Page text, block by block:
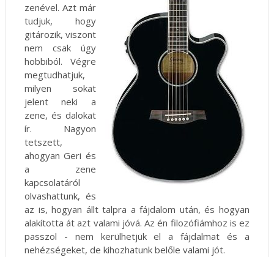
zenével. Azt már
tudjuk, hogy
gitározik, viszont
nem csak úgy
hobbiból. Végre
megtudhatjuk,
milyen sokat
jelent neki a
zene, és dalokat
ír. Nagyon
tetszett,
ahogyan Geri és
a zene
kapcsolatáról
olvashattunk, és
az is, hogyan állt talpra a fájdalom után, és hogyan
alakította át azt valami jóvá. Az én filozófiámhoz is ez
passzol - nem kerülhetjük el a fájdalmat és a
nehézségeket, de kihozhatunk belőle valami jót.